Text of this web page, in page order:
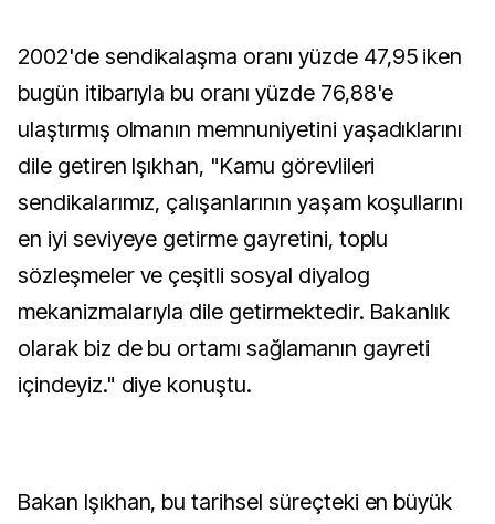
2002'de sendikalaşma oranı yüzde 47,95 iken
bugün itibarıyla bu oranı yüzde 76,88'e
ulaştırmış olmanın memnuniyetini yaşadıklarını
dile getiren Işıkhan, "Kamu görevlileri
sendikalarımız, çalışanlarının yaşam koşullarını
en iyi seviyeye getirme gayretini, toplu
sözleşmeler ve çeşitli sosyal diyalog
mekanizmalarıyla dile getirmektedir. Bakanlık
olarak biz de bu ortamı sağlamanın gayreti
içindeyiz." diye konuştu.
Bakan Işıkhan, bu tarihsel süreçteki en büyük